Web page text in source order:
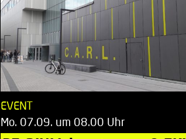
EVENT
Mo. 07.09. um 08.00 Uhr